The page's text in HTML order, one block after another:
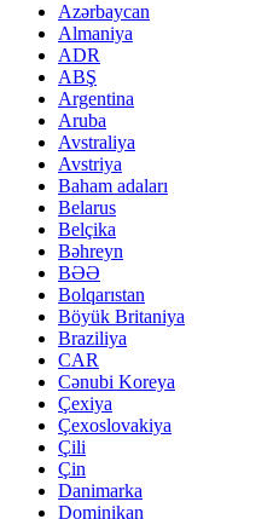
Azərbaycan
Almaniya
ADR
ABŞ
Argentina
Aruba
Avstraliya
Avstriya
Baham adaları
Belarus
Belçika
Bəhreyn
BƏƏ
Bolqarıstan
Böyük Britaniya
Braziliya
CAR
Cənubi Koreya
Çexiya
Çexoslovakiya
Çili
Çin
Danimarka
Dominikan